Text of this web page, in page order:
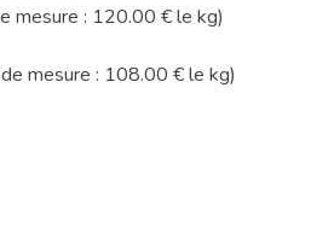
mesure : 120.00 € le kg)
mesure : 108.00 € le kg)